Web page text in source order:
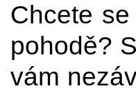
Chcete
pohodě?
vám